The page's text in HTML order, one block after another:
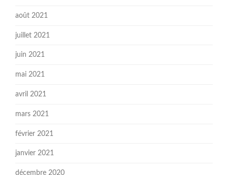
août 2021
juillet 2021
juin 2021
mai 2021
avril 2021
mars 2021
février 2021
janvier 2021
décembre 2020